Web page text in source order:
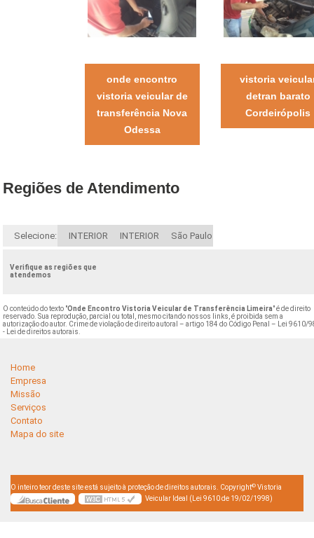
onde encontro
vistoria veicular de
transferência Nova
Odessa
vistoria
detran barato
Cordeirópolis
Regiões de Atendimento
Selecione: INTERIOR INTERIOR São Paulo
Verifique as regiões que
atendemos
O conteúdo do texto "Onde Encontro Vistoria Veicular de Transferência Limeira" é de direito
reservado. Sua reprodução, parcial ou total, mesmo citando nossos links, é proibida sem a
autorização do autor. Crime de violação de direito autoral – artigo 184 do Código Penal –
Lei 9610/
- Lei de direitos autorais
Home
Empresa
Missão
Serviços
Contato
Mapa do site
O inteiro teor deste site está sujeito à proteção de direitos autorais. Copyright© Vistoria
Veicular Ideal (Lei 9610 de 19/02/1998)